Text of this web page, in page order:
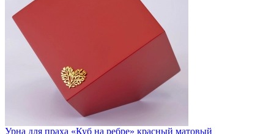
Урна для праха «Куб на ребре» красный матовый